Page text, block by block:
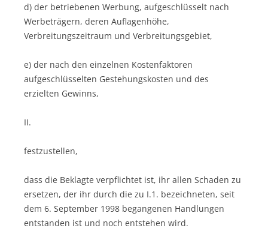
d) der betriebenen Werbung, aufgeschlüsselt nach
Werbeträgern, deren Auflagenhöhe,
Verbreitungszeitraum und Verbreitungsgebiet,
e) der nach den einzelnen Kostenfaktoren
aufgeschlüsselten Gestehungskosten und des
erzielten Gewinns,
II.
festzustellen,
dass die Beklagte verpflichtet ist, ihr allen Schaden zu
ersetzen, der ihr durch die zu I.1. bezeichneten, seit
dem 6. September 1998 begangenen Handlungen
entstanden ist und noch entstehen wird.